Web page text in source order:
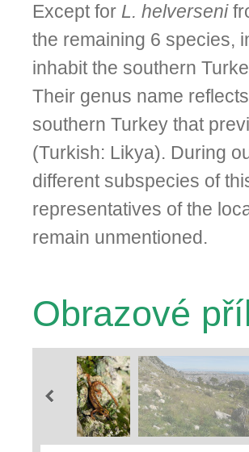
Except for L. helverseni
the remaining 6 species,
inhabit the southern
Their genus name
southern Turkey that
(Turkish: Likya). During
different subspecies of
representatives of the
remain unmentioned.
Obrazové